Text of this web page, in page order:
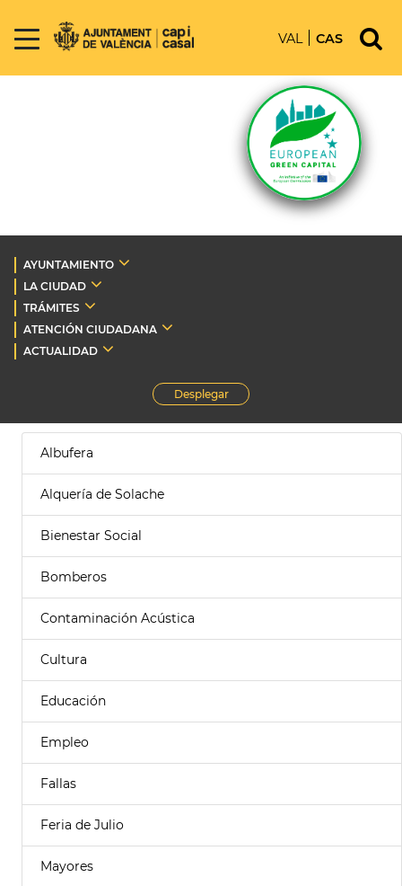
VAL CAS
AYUNTAMIENTO
LA CIUDAD
TRÁMITES
ATENCIÓN CIUDADANA
ACTUALIDAD
Desplegar
Albufera
Alquería de Solache
Bienestar Social
Bomberos
Contaminación Acústica
Cultura
Educación
Empleo
Fallas
Feria de Julio
Mayores